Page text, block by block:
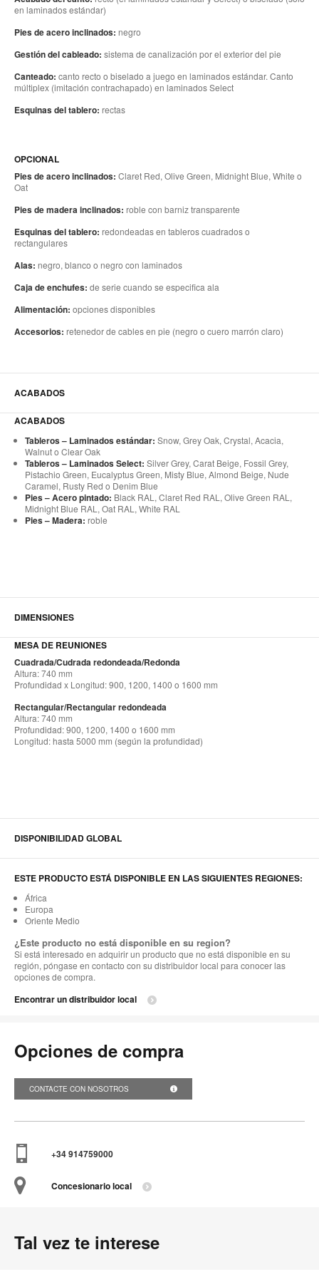
en laminados estándar)
Pies de acero inclinados: negro
Gestión del cableado: sistema de canalización por el exterior del pie
Canteado: canto recto o biselado a juego en laminados estándar. Canto
múltiplex (imitación contrachapado) en laminados Select
Esquinas del tablero: rectas
OPCIONAL
Pies de acero inclinados: Claret Red, Olive Green, Midnight Blue, White o
Oat
Pies de madera inclinados: roble con barniz transparente
Esquinas del tablero: redondeadas en tableros cuadrados o
rectangulares
Alas: negro, blanco o negro con laminados
Caja de enchufes: de serie cuando se especifica ala
Alimentación: opciones disponibles
Accesorios: retenedor de cables en pie (negro o cuero marrón claro)
ACABADOS
ACABADOS
Tableros – Laminados estándar: Snow, Grey Oak, Crystal, Acacia,
Walnut o Clear Oak
Tableros – Laminados Select: Silver Grey, Carat Beige, Fossil Grey,
Pistachio Green, Eucalyptus Green, Misty Blue, Almond Beige, Nude
Caramel, Rusty Red o Denim Blue
Pies – Acero pintado: Black RAL, Claret Red RAL, Olive Green RAL,
Midnight Blue RAL, Oat RAL, White RAL
Pies – Madera: roble
DIMENSIONES
MESA DE REUNIONES
Cuadrada/Cudrada redondeada/Redonda
Altura: 740 mm
Profundidad x Longitud: 900, 1200, 1400 o 1600 mm
Rectangular/Rectangular redondeada
Altura: 740 mm
Profundidad: 900, 1200, 1400 o 1600 mm
Longitud: hasta 5000 mm (según la profundidad)
DISPONIBILIDAD GLOBAL
ESTE PRODUCTO ESTÁ DISPONIBLE EN LAS SIGUIENTES REGIONES:
África
Europa
Oriente Medio
¿Este producto no está disponible en su region?
Si está interesado en adquirir un producto que no está disponible en su
región, póngase en contacto con su distribuidor local para conocer las
opciones de compra.
Encontrar un distribuidor local
Opciones de compra
CONTACTE CON NOSOTROS
+34 914759000
Concesionario local
Tal vez te interese